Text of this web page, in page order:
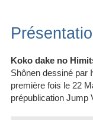
Koko dake no
Shônen dessiné par
première fois le 22
prépublication Jump